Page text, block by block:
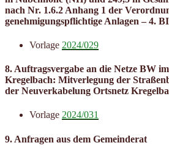
nach Nr. 1.6.2 Anhang 1 der
genehmigungspflichtige Anlagen – 4.
Vorlage 2024/029
8. Auftragsvergabe an die Netze BW
Kregelbach: Mitverlegung der
der Neuverkabelung Ortsnetz
Vorlage 2024/031
9. Anfragen aus dem Gemeinderat